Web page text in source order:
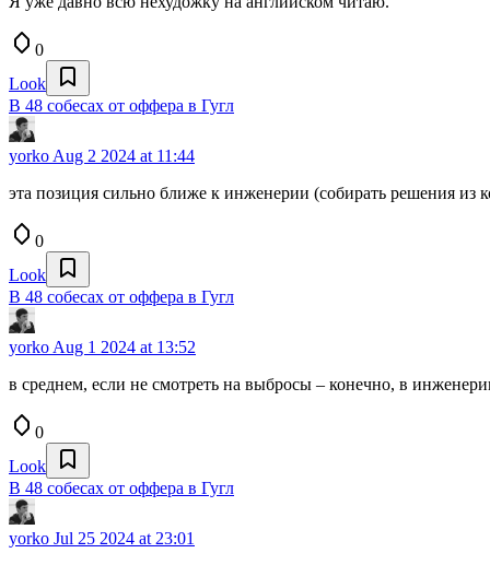
0
Look
В 48 собесах от оффера в Гугл
yorko Aug 2 2024 at 11:44
эта позиция сильно ближе к инженерии (собирать решения из
0
Look
В 48 собесах от оффера в Гугл
yorko Aug 1 2024 at 13:52
в среднем, если не смотреть на выбросы – конечно, в
0
Look
В 48 собесах от оффера в Гугл
yorko Jul 25 2024 at 23:01